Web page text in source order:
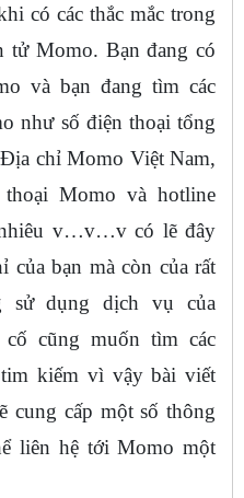
có các thắc mắc trong
tử Momo. Bạn đang có
và bạn đang tìm các
như số điện thoại tổng
chỉ Momo Việt Nam,
Momo và hotline
v…v…v có lẽ đây
của bạn mà còn của rất
sử dụng dịch vụ của
cũng muốn tìm các
kiếm vì vậy bài viết
cung cấp một số thông
liên hệ tới Momo một